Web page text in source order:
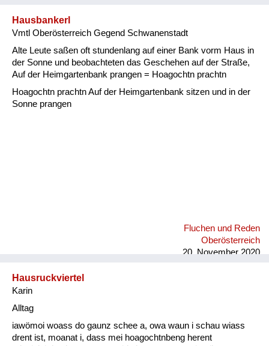
Hausbankerl
Vmtl Oberösterreich Gegend Schwanenstadt
Alte Leute saßen oft stundenlang auf einer Bank vorm Haus in
der Sonne und beobachteten das Geschehen auf der Straße,
Auf der Heimgartenbank prangen = Hoagochtn prachtn
Hoagochtn prachtn Auf der Heimgartenbank sitzen und in der
Sonne prangen
Fluchen und Reden
Oberösterreich
20. November 2020
Hausruckviertel
Karin
Alltag
iawömoi woass do gaunz schee a, owa waun i schau wiass
drent ist, moanat i, dass mei hoagochtnbeng herent